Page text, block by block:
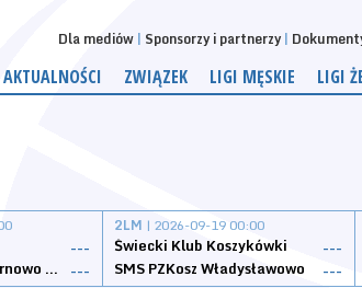
Dla mediów Sponsorzy i partnerzy
AKTUALNOŚCI ZWIĄZEK LIGI MĘSKIE LIGI
---
Tarnovia Basket Tarnowo Podgórne ---
2LM | 2026-09-19 00:00
Świecki Klub Koszykówki
---
SMS PZKosz Władysławowo
---